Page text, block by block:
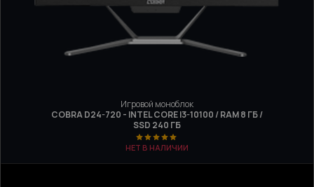
Игровой моноблок
COBRA D24-720 - INTEL CORE I3-10100 / RAM 8 ГБ /
SSD 240 ГБ
НЕТ В НАЛИЧИИ